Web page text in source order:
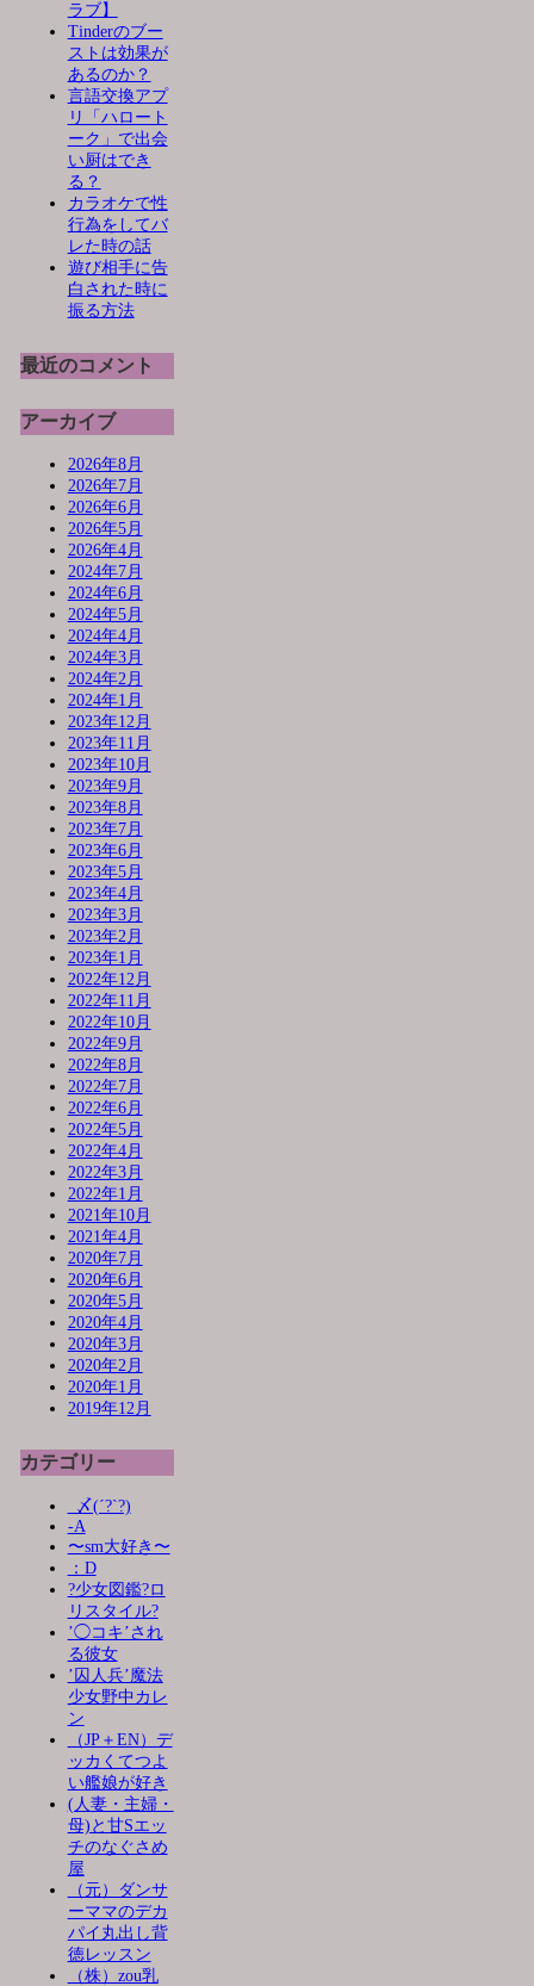
ラブ】
Tinderのブー
ストは効果が
あるのか？
言語交換アプ
リ「ハロート
ーク」で出会
い厨はでき
る？
カラオケで性
行為をしてバ
レた時の話
遊び相手に告
白された時に
振る方法
最近のコメント
アーカイブ
2026年8月
2026年7月
2026年6月
2026年5月
2026年4月
2024年7月
2024年6月
2024年5月
2024年4月
2024年3月
2024年2月
2024年1月
2023年12月
2023年11月
2023年10月
2023年9月
2023年8月
2023年7月
2023年6月
2023年5月
2023年4月
2023年3月
2023年2月
2023年1月
2022年12月
2022年11月
2022年10月
2022年9月
2022年8月
2022年7月
2022年6月
2022年5月
2022年4月
2022年3月
2022年1月
2021年10月
2021年4月
2020年7月
2020年6月
2020年5月
2020年4月
2020年3月
2020年2月
2020年1月
2019年12月
カテゴリー
_〆(´?`?)
-A
〜sm大好き〜
：D
?少女図鑑?ロ
リスタイル?
’◯コキ’され
る彼女
’囚人兵’魔法
少女野中カレ
ン
（JP＋EN）デ
ッカくてつよ
い艦娘が好き
(人妻・主婦・
母)と甘Sエッ
チのなぐさめ
屋
（元）ダンサ
ーママのデカ
パイ丸出し背
徳レッスン
（株）zou乳